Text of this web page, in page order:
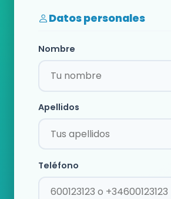
Datos personales
Nombre
Apellidos
Teléfono